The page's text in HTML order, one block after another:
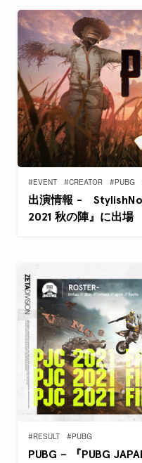
#EVENT #CREATOR #PUBG
出演情報 -
2021 秋の陣』に出場
#RESULT #PUBG
PUBG – 『PUBG